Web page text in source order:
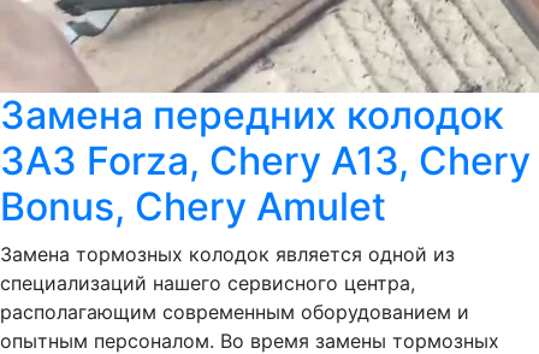
Замена передних колодок
ЗАЗ Forza, Chery A13, Chery
Bonus, Chery Amulet
Замена тормозных колодок является одной из
специализаций нашего сервисного центра,
располагающим современным оборудованием и
опытным персоналом. Во время замены тормозных